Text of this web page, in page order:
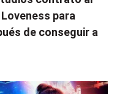
para
de conseguir a